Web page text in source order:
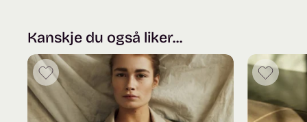
Kanskje du også liker...